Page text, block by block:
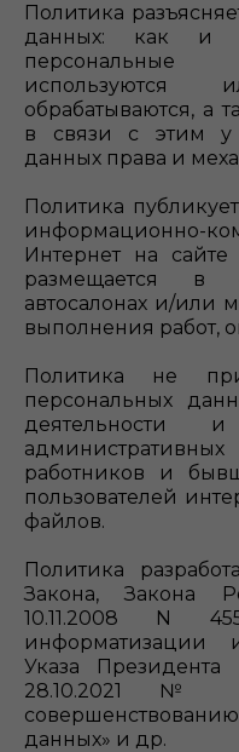
Политика
данных: как и
персональные
обрабатываются, а
в связи с этим у
данных права и
Политика
информационно-
Интернет на
размещается в
автосалонах и/или
выполнения работ,
Политика не
персональных
деятельности
работников и
пользователей
файлов.
Политика
Закона, Закона
10.11.2008 N
информатизации
Указа Президента
28.10.2021
данных» и др.